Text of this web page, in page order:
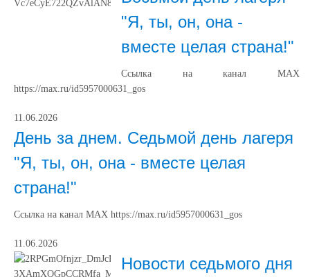
"Я, ты, он, она -
вместе целая страна!"
Ссылка на канал МАХ
https://max.ru/id5957000631_gos
11.06.2026
День за днем. Седьмой день лагеря
"Я, ты, он, она - вместе целая
страна!"
Ссылка на канал МАХ https://max.ru/id5957000631_gos
11.06.2026
Новости седьмого дня